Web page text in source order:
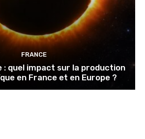
FRANCE
: quel impact sur la production
en France et en Europe ?